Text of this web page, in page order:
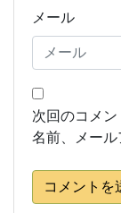
メール
次回のコメ
名前、メール
コメントを